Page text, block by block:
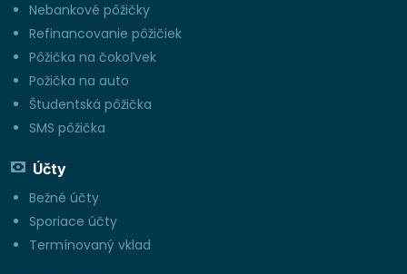
Nebankové pôžičky
Refinancovanie pôžičiek
Pôžička na čokoľvek
Požička na auto
Študentská pôžička
SMS pôžička
Účty
Bežné účty
Sporiace účty
Termínovaný vklad